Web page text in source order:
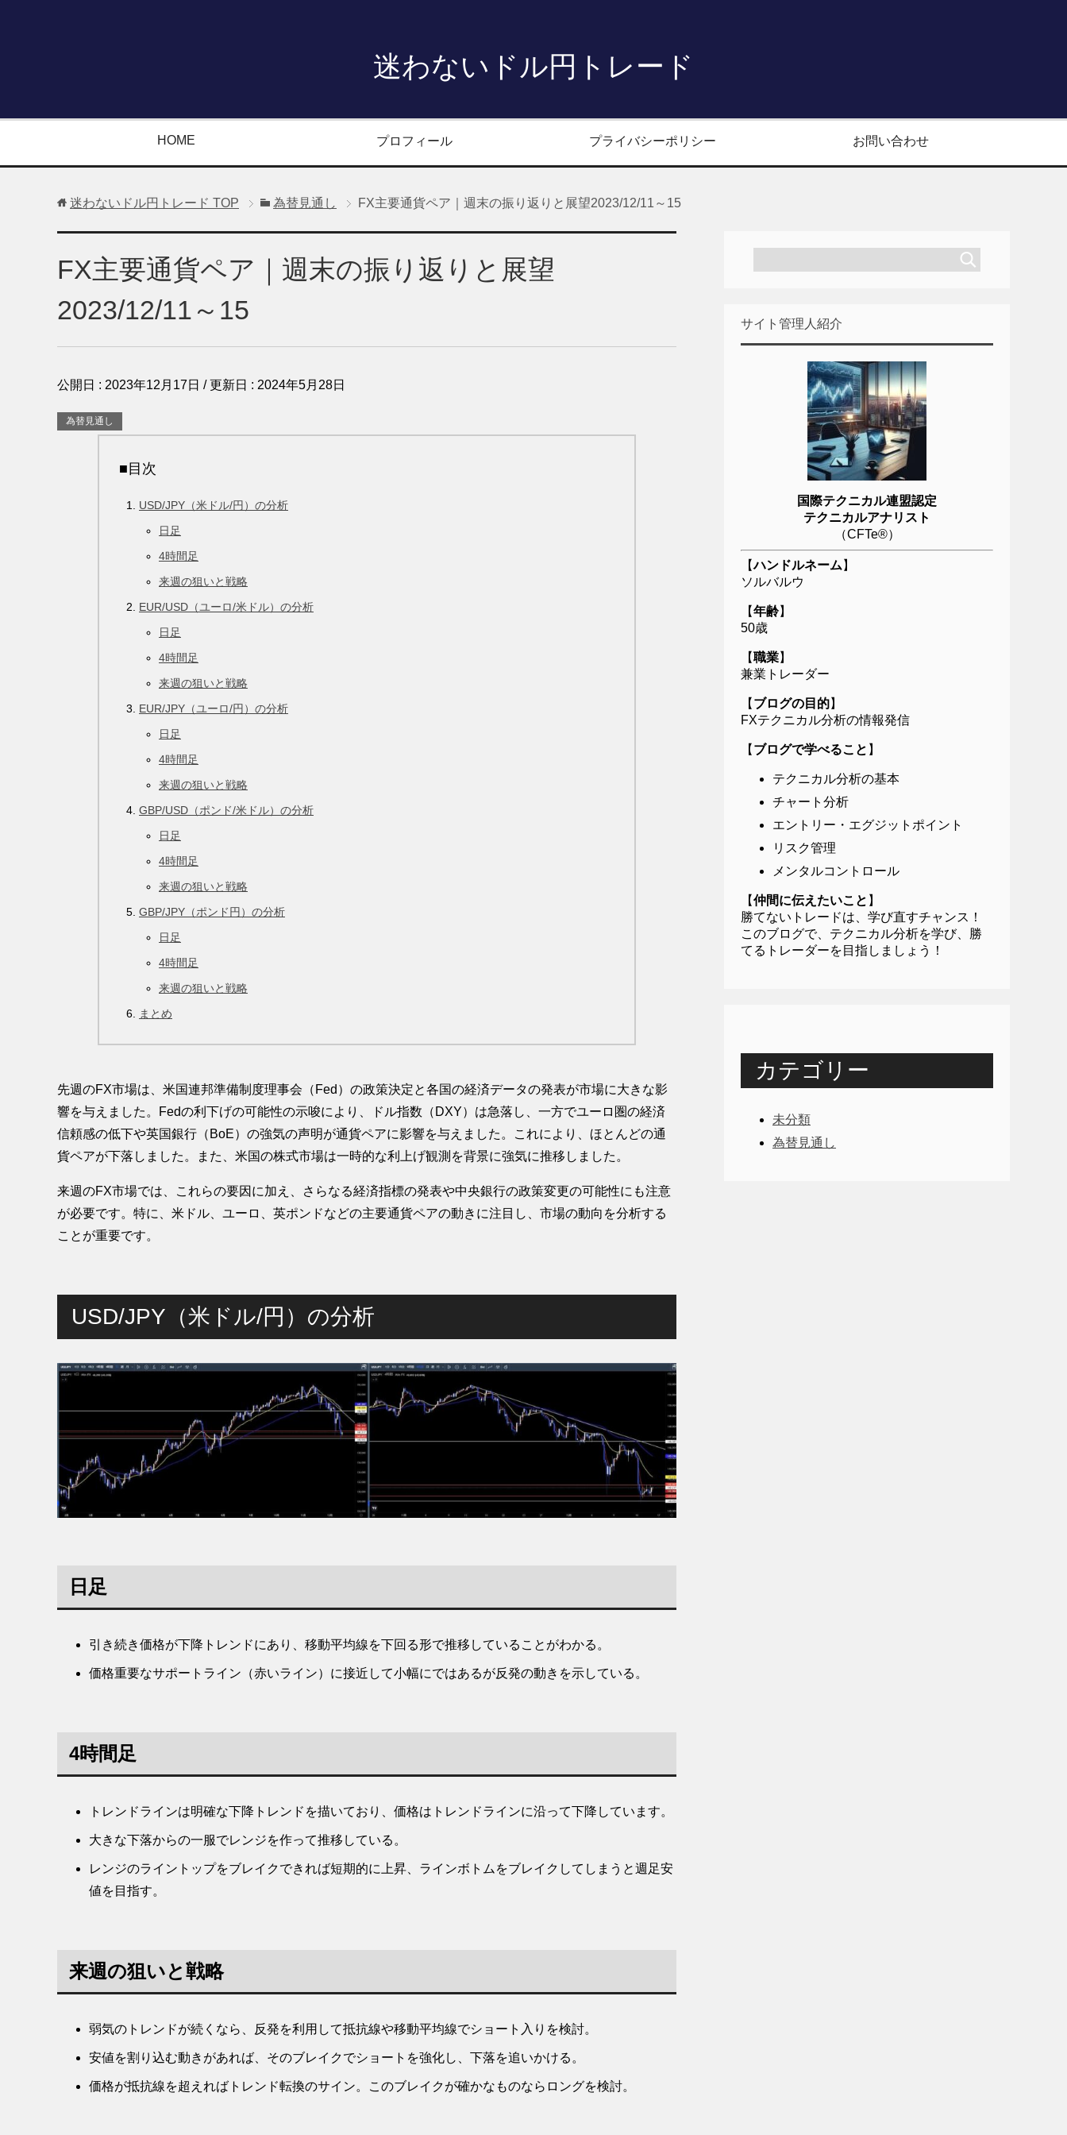
迷わないドル円トレード
HOME プロフィール プライバシーポリシー お問い合わせ
迷わないドル円トレード TOP 為替見通し FX主要通貨ペア｜週末の振り返りと展望2023/12/11～15
FX主要通貨ペア｜週末の振り返りと展望
2023/12/11～15
公開日 : 2023年12月17日 / 更新日 : 2024年5月28日
為替見通し
■目次
USD/JPY（米ドル/円）の分析
日足
4時間足
来週の狙いと戦略
EUR/USD（ユーロ/米ドル）の分析
日足
4時間足
来週の狙いと戦略
EUR/JPY（ユーロ/円）の分析
日足
4時間足
来週の狙いと戦略
GBP/USD（ポンド/米ドル）の分析
日足
4時間足
来週の狙いと戦略
GBP/JPY（ポンド円）の分析
日足
4時間足
来週の狙いと戦略
まとめ
先週のFX市場は、米国連邦準備制度理事会（Fed）の政策決定と各国の経済データの発表が市場に大きな影
響を与えました。Fedの利下げの可能性の示唆により、ドル指数（DXY）は急落し、一方でユーロ圏の経済
信頼感の低下や英国銀行（BoE）の強気の声明が通貨ペアに影響を与えました。これにより、ほとんどの通
貨ペアが下落しました。また、米国の株式市場は一時的な利上げ観測を背景に強気に推移しました。
来週のFX市場では、これらの要因に加え、さらなる経済指標の発表や中央銀行の政策変更の可能性にも注意
が必要です。特に、米ドル、ユーロ、英ポンドなどの主要通貨ペアの動きに注目し、市場の動向を分析する
ことが重要です​。
USD/JPY（米ドル/円）の分析
日足
引き続き価格が下降トレンドにあり、移動平均線を下回る形で推移していることがわかる。
価格重要なサポートライン（赤いライン）に接近して小幅にではあるが反発の動きを示している。
4時間足
トレンドラインは明確な下降トレンドを描いており、価格はトレンドラインに沿って下降しています。
大きな下落からの一服でレンジを作って推移している。
レンジのライントップをブレイクできれば短期的に上昇、ラインボトムをブレイクしてしまうと週足安
値を目指す。
来週の狙いと戦略
弱気のトレンドが続くなら、反発を利用して抵抗線や移動平均線でショート入りを検討。
安値を割り込む動きがあれば、そのブレイクでショートを強化し、下落を追いかける。
価格が抵抗線を超えればトレンド転換のサイン。このブレイクが確かなものならロングを検討。
サイト管理人紹介
国際テクニカル連盟認定
テクニカルアナリスト
（CFTe®）
【ハンドルネーム 】
ソルバルウ
【年齢】
50歳
【職業】
兼業トレーダー
【 ブログの目的】
FXテクニカル分析の情報発信
【 ブログで学べること 】
テクニカル分析の基本
チャート分析
エントリー・エグジットポイント
リスク管理
メンタルコントロール
【仲間に伝えたいこと 】
勝てないトレードは、学び直すチャンス！
このブログで、テクニカル分析を学び、勝
てるトレーダーを目指しましょう！
カテゴリー
未分類
為替見通し